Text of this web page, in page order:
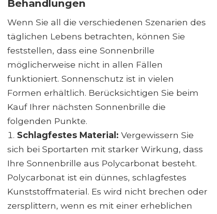
Behandlungen
Wenn Sie all die verschiedenen Szenarien des
täglichen Lebens betrachten, können Sie
feststellen, dass eine Sonnenbrille
möglicherweise nicht in allen Fällen
funktioniert. Sonnenschutz ist in vielen
Formen erhältlich. Berücksichtigen Sie beim
Kauf Ihrer nächsten Sonnenbrille die
folgenden Punkte.
Schlagfestes Material: Vergewissern Sie
sich bei Sportarten mit starker Wirkung, dass
Ihre Sonnenbrille aus Polycarbonat besteht.
Polycarbonat ist ein dünnes, schlagfestes
Kunststoffmaterial. Es wird nicht brechen oder
zersplittern, wenn es mit einer erheblichen